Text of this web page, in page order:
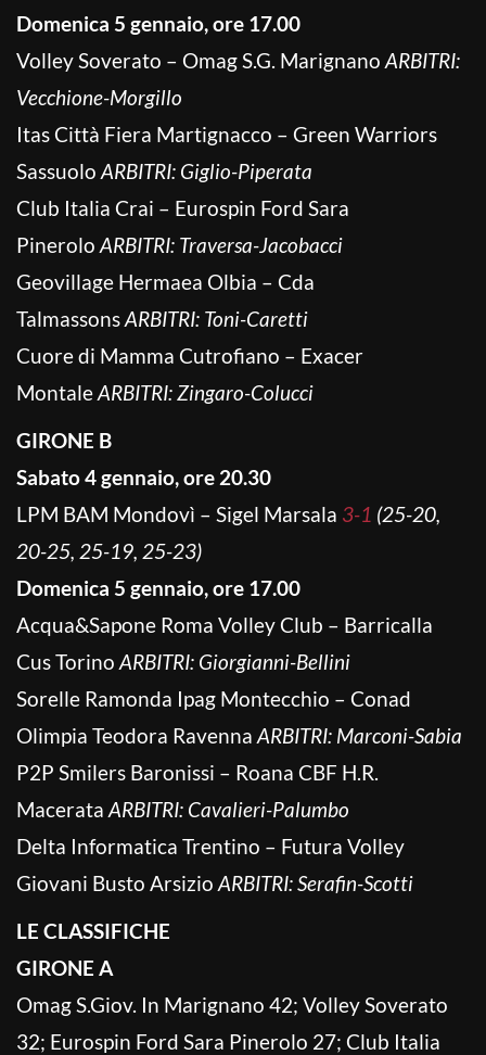
Domenica 5 gennaio, ore 17.00
Volley Soverato – Omag S.G. Marignano ARBITRI:
Vecchione-Morgillo
Itas Città Fiera Martignacco – Green Warriors
Sassuolo ARBITRI: Giglio-Piperata
Club Italia Crai – Eurospin Ford Sara
Pinerolo ARBITRI: Traversa-Jacobacci
Geovillage Hermaea Olbia – Cda
TalmassonsARBITRI: Toni-Caretti
Cuore di Mamma Cutrofiano – Exacer
MontaleARBITRI: Zingaro-Colucci
GIRONE B
Sabato 4 gennaio, ore 20.30
LPM BAM Mondovì – Sigel Marsala 3-1 (25-20,
20-25, 25-19, 25-23)
Domenica 5 gennaio, ore 17.00
Acqua&Sapone Roma Volley Club – Barricalla
Cus Torino ARBITRI: Giorgianni-Bellini
Sorelle Ramonda Ipag Montecchio – Conad
Olimpia Teodora Ravenna ARBITRI: Marconi-Sabia
P2P Smilers Baronissi – Roana CBF H.R.
Macerata ARBITRI: Cavalieri-Palumbo
Delta Informatica Trentino – Futura Volley
Giovani Busto Arsizio ARBITRI: Serafin-Scotti
LE CLASSIFICHE
GIRONE A
Omag S.Giov. In Marignano 42; Volley Soverato
32; Eurospin Ford Sara Pinerolo 27; Club Italia